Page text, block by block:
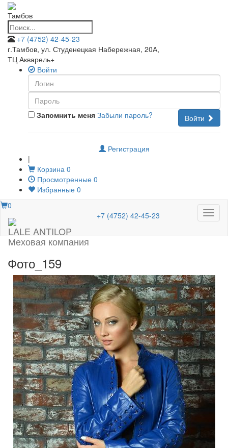
Тамбов
+7 (4752) 42-45-23
г.Тамбов, ул. Студенецкая Набережная, 20А,
ТЦ Акварель+
Войти
Запомнить меня Войти
Забыли пароль?
Регистрация
|
Корзина 0
Просмотренные 0
Избранные 0
Меню
0
LALE ANTILOP
Меховая компания
+7 (4752) 42-45-23
Фото_159